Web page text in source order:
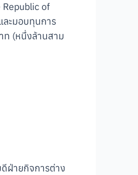
Republic of
ละมอบทุนการ
ท (หนึ่งล้านสาม
ฝ่ายกิจการต่าง